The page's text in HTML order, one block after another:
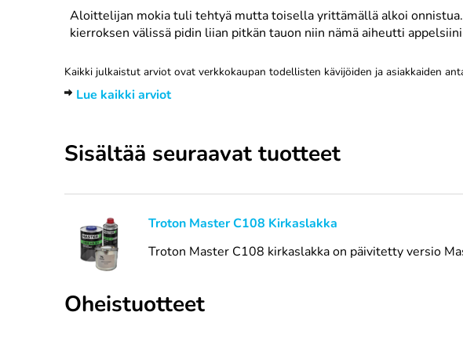
Aloittelijan mokia tuli tehtyä mutta toisella yrittämällä alkoi
kierroksen välissä pidin liian pitkän tauon niin nämä aiheutti
Kaikki julkaistut arviot ovat verkkokaupan todellisten kävijöiden ja asiakkaiden
Lue kaikki arviot
Sisältää seuraavat tuotteet
Troton Master C108 Kirkaslakka
Troton Master C108 kirkaslakka on päivitetty versio
Oheistuotteet